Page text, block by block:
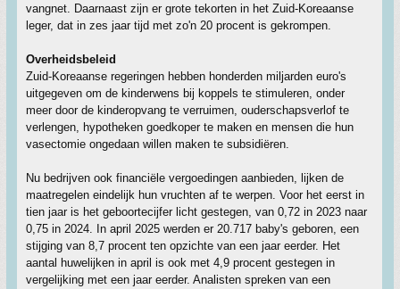
vangnet. Daarnaast zijn er grote tekorten in het Zuid-Koreaanse
leger, dat in zes jaar tijd met zo'n 20 procent is gekrompen.
Overheidsbeleid
Zuid-Koreaanse regeringen hebben honderden miljarden euro's
uitgegeven om de kinderwens bij koppels te stimuleren, onder
meer door de kinderopvang te verruimen, ouderschapsverlof te
verlengen, hypotheken goedkoper te maken en mensen die hun
vasectomie ongedaan willen maken te subsidiëren.
Nu bedrijven ook financiële vergoedingen aanbieden, lijken de
maatregelen eindelijk hun vruchten af te werpen. Voor het eerst in
tien jaar is het geboortecijfer licht gestegen, van 0,72 in 2023 naar
0,75 in 2024. In april 2025 werden er 20.717 baby's geboren, een
stijging van 8,7 procent ten opzichte van een jaar eerder. Het
aantal huwelijken in april is ook met 4,9 procent gestegen in
vergelijking met een jaar eerder. Analisten spreken van een